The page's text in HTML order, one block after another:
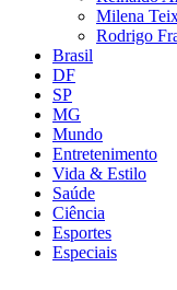
Milena
Rodrigo
Brasil
DF
SP
MG
Mundo
Entretenimento
Vida & Estilo
Saúde
Ciência
Esportes
Especiais